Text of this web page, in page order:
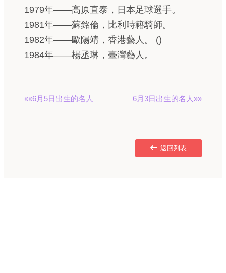
1979年——高原直泰，日本足球選手。
1981年——蘇銘倫，比利時籍騎師。
1982年——歐陽靖，香港藝人。 ()
1984年——楊丞琳，臺灣藝人。
««6月5日出生的名人 6月3日出生的名人»»
返回列表